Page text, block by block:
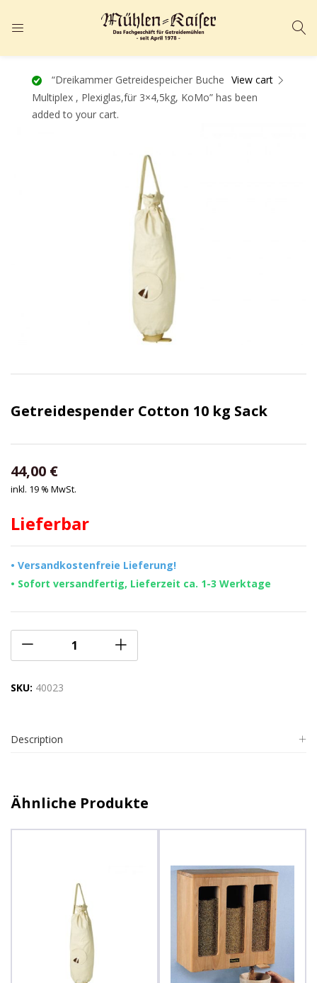
ANMELDEN
Geben Sie Ihren Benutzernamen und Ihr Passwort ein, um sich
anzumelden.
View cart
“Dreikammer Getreidespeicher Buche
Multiplex , Plexiglas,für 3×4,5kg, KoMo” has been
added to your cart.
Getreidespender Cotton 10 kg Sack
44,00 €
inkl. 19 % MwSt.
Lieferbar
• Versandkostenfreie Lieferung!
• Sofort versandfertig, Lieferzeit ca. 1-3 Werktage
SKU: 40023
Description
Ähnliche Produkte